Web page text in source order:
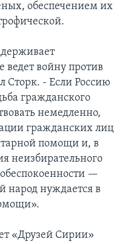
обеспечением их
ведет войну против
Сторк. - Если Россию
гражданского
немедленно,
гражданских лиц
помощи и, в
неизбирательного
—
народ нуждается в
«Друзей Сирии»